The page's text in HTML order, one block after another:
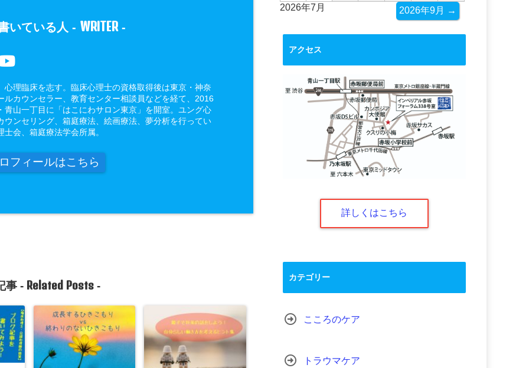
いている人 - WRITER-
心理臨床を志す。臨床心理士の資格取得後は東京・神奈
ルカウンセラー、教育センター相談員などを経て、2016
青山一丁目に「はこにわサロン東京」を開室。ユング心
ウンセリング、箱庭療法、絵画療法、夢分析を行ってい
士会、箱庭療法学会所属。
フィールはこちら
事 - Related Posts-
2026年7月 2026年9月 →
アクセス
詳しくはこちら
カテゴリー
こころのケア
トラウマケア